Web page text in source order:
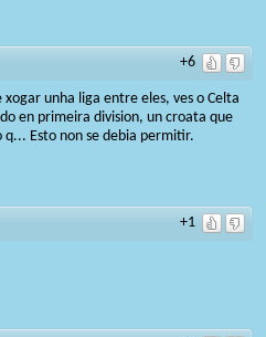
+6
unha liga entre eles, ves o Celta
en primeira division, un croata que
Esto non se debia permitir.
+1